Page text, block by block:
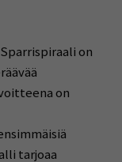
on
on
tarjoaa